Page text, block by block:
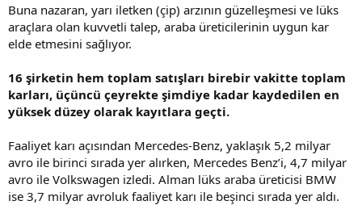
n
h
Buna nazaran, yarı iletken (çip) arzının güzelleşmesi ve lüks
araçlara olan kuvvetli talep, araba üreticilerinin uygun kar
elde etmesini sağlıyor.
16 şirketin hem toplam satışları birebir vakitte toplam
karları, üçüncü çeyrekte şimdiye kadar kaydedilen en
yüksek düzey olarak kayıtlara geçti.
Faaliyet karı açısından Mercedes-Benz, yaklaşık 5,2 milyar
avro ile birinci sırada yer alırken, Mercedes Benz’i, 4,7 milyar
avro ile Volkswagen izledi. Alman lüks araba üreticisi BMW
ise 3,7 milyar avroluk faaliyet karı ile beşinci sırada yer aldı.